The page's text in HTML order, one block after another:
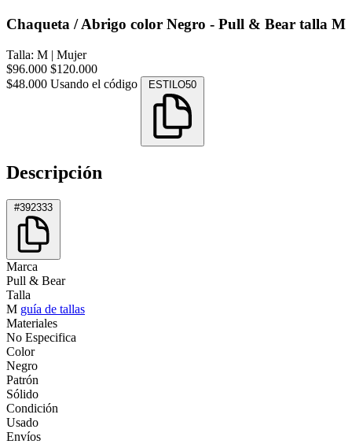
Chaqueta / Abrigo color Negro - Pull & Bear talla M
Talla: M | Mujer
$96.000 $120.000
$48.000 Usando el código ESTILO50
Descripción
#392333
Marca
Pull & Bear
Talla
M guía de tallas
Materiales
No Especifica
Color
Negro
Patrón
Sólido
Condición
Usado
Envíos